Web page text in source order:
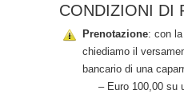
CONDIZIONI DI
Prenotazione: con
chiediamo il
bancario di una
– Euro 100,00 su